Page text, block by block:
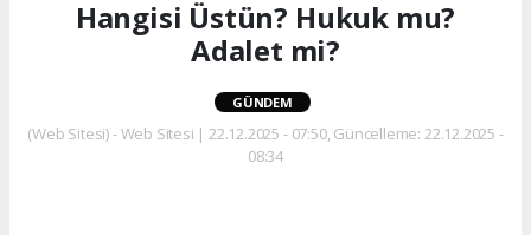
Hangisi Üstün? Hukuk mu?
Adalet mi?
GÜNDEM
(Web Sitesi) - Web Sitesi | 22.12.2025 - 07:50, Güncelleme: 22.12.2025 -
08:34